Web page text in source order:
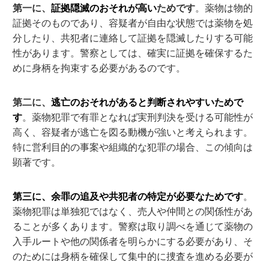
第一に、証拠隠滅のおそれが高いためです。薬物は物的
証拠そのものであり、容疑者が自由な状態では薬物を処
分したり、共犯者に連絡して証拠を隠滅したりする可能
性があります。警察としては、確実に証拠を確保するた
めに身柄を拘束する必要があるのです。
第二に、逃亡のおそれがあると判断されやすいためで
す。薬物犯罪で有罪となれば実刑判決を受ける可能性が
高く、容疑者が逃亡を図る動機が強いと考えられます。
特に営利目的の事案や組織的な犯罪の場合、この傾向は
顕著です。
第三に、余罪の追及や共犯者の特定が必要なためです。
薬物犯罪は単独犯ではなく、売人や仲間との関係性があ
ることが多くあります。警察は取り調べを通じて薬物の
入手ルートや他の関係者を明らかにする必要があり、そ
のためには身柄を確保して集中的に捜査を進める必要が